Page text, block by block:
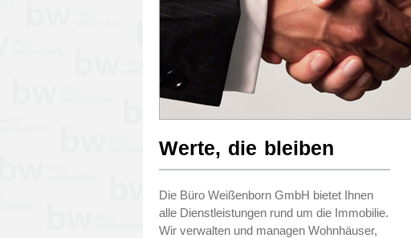
Werte, die bleiben
Die Büro Weißenborn GmbH bietet Ihnen
alle Dienstleistungen rund um die Immobilie.
Wir verwalten und managen Wohnhäuser,